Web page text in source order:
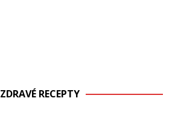
ZDRAVÉ RECEPTY